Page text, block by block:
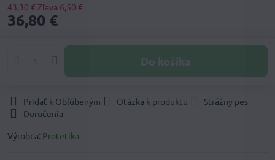
43,30 € Zľava 6,50 €
36,80 €
Do košíka
Pridať k Obľúbeným Otázka k produktu
Strážny pes
Doručenia
Výrobca: Protetika